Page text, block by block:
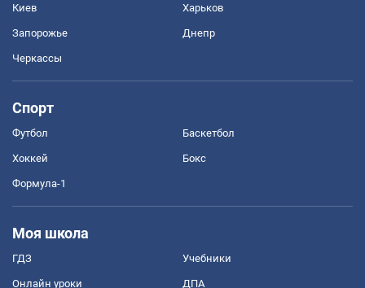
Киев Харьков
Запорожье Днепр
Черкассы
Спорт
Футбол Баскетбол
Хоккей Бокс
Формула-1
Моя школа
ГДЗ Учебники
Онлайн уроки ДПА